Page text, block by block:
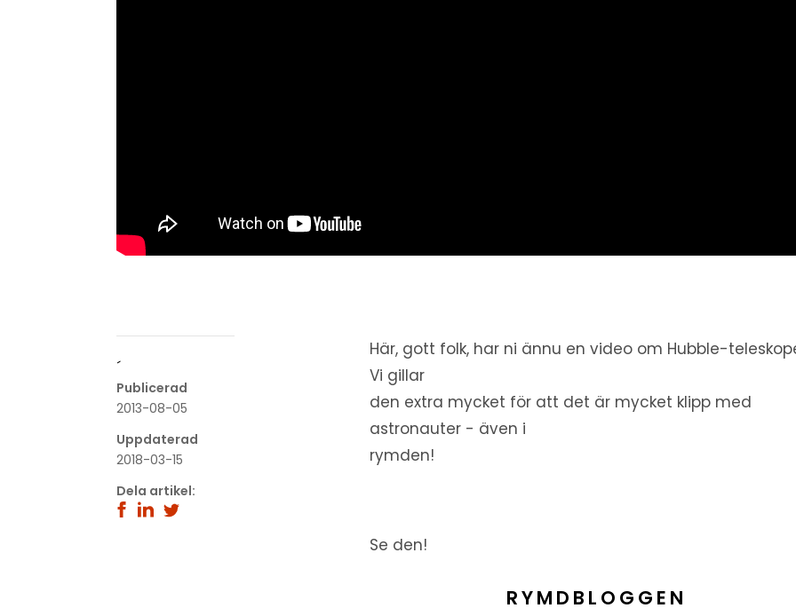
´
Publicerad
2013-08-05
Uppdaterad
2018-03-15
Dela artikel:
Här, gott folk, har ni ännu en video om Hubble-
Vi gillar
den extra mycket för att det är mycket klipp med
astronauter - även i
rymden!
Se den!
RYMDBLOGGEN